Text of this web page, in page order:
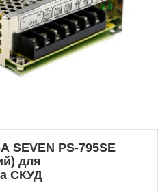
SEVEN PS-795SE
для
СКУД